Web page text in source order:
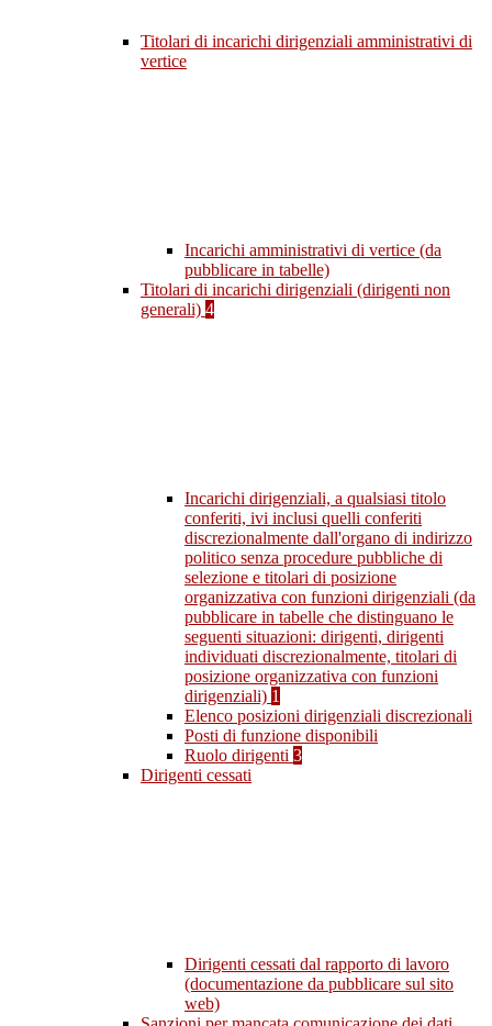
Titolari di incarichi dirigenziali amministrativi di
vertice
Incarichi amministrativi di vertice (da
pubblicare in tabelle)
Titolari di incarichi dirigenziali (dirigenti non
generali) 4
Incarichi dirigenziali, a qualsiasi titolo
conferiti, ivi inclusi quelli conferiti
discrezionalmente dall'organo di indirizzo
politico senza procedure pubbliche di
selezione e titolari di posizione
organizzativa con funzioni dirigenziali (da
pubblicare in tabelle che distinguano le
seguenti situazioni: dirigenti, dirigenti
individuati discrezionalmente, titolari di
posizione organizzativa con funzioni
dirigenziali) 1
Elenco posizioni dirigenziali discrezionali
Posti di funzione disponibili
Ruolo dirigenti 3
Dirigenti cessati
Dirigenti cessati dal rapporto di lavoro
(documentazione da pubblicare sul sito
web)